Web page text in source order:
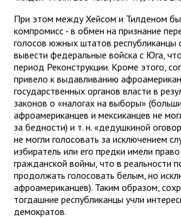
При этом между Хейсом и Тилденом
компромисс - в обмен на признание
голосов южных штатов республиканцы
вывести федеральные войска с Юга,
период Реконструкции. Кроме этого,
привело к выдавливанию
государственных органов власти в
законов о «налогах на выборы»
афроамериканцев и мексиканцев не
за бедности) и т. н. «дедушкиной
не могли голосовать за исключением
избиратель или его предки имели
гражданской войны, что в реальности
продолжать голосовать белым, но
афроамериканцев). Таким образом,
тогдашние республиканцы учли
демократов.